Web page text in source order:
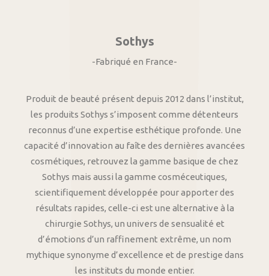
Sothys
-Fabriqué en France-
Produit de beauté présent depuis 2012 dans l’institut,
les produits Sothys s’imposent comme détenteurs
reconnus d’une expertise esthétique profonde. Une
capacité d’innovation au faîte des dernières avancées
cosmétiques, retrouvez la gamme basique de chez
Sothys mais aussi la gamme cosméceutiques,
scientifiquement développée pour apporter des
résultats rapides, celle-ci est une alternative à la
chirurgie Sothys, un univers de sensualité et
d’émotions d’un raffinement extrême, un nom
mythique synonyme d’excellence et de prestige dans
les instituts du monde entier.